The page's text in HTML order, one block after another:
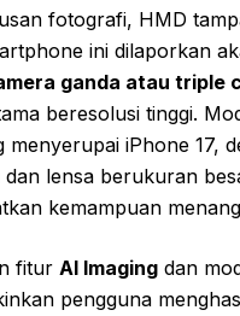
fotografi, HMD
ini dilaporkan
ganda atau triple
beresolusi tinggi.
menyerupai iPhone 17,
dan lensa berukuran
kemampuan
fitur AI Imaging dan
pengguna